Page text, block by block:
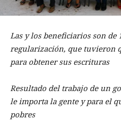
Las y los beneficiarios son de
regularización, que tuvieron
para obtener sus escrituras
Resultado del trabajo de un
le importa la gente y para el
pobres